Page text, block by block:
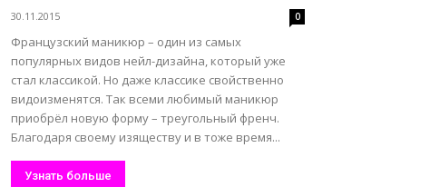
30.11.2015 0
Французский маникюр – один из самых
популярных видов нейл-дизайна, который уже
стал классикой. Но даже классике свойственно
видоизменятся. Так всеми любимый маникюр
приобрёл новую форму – треугольный френч.
Благодаря своему изяществу и в тоже время...
Узнать больше